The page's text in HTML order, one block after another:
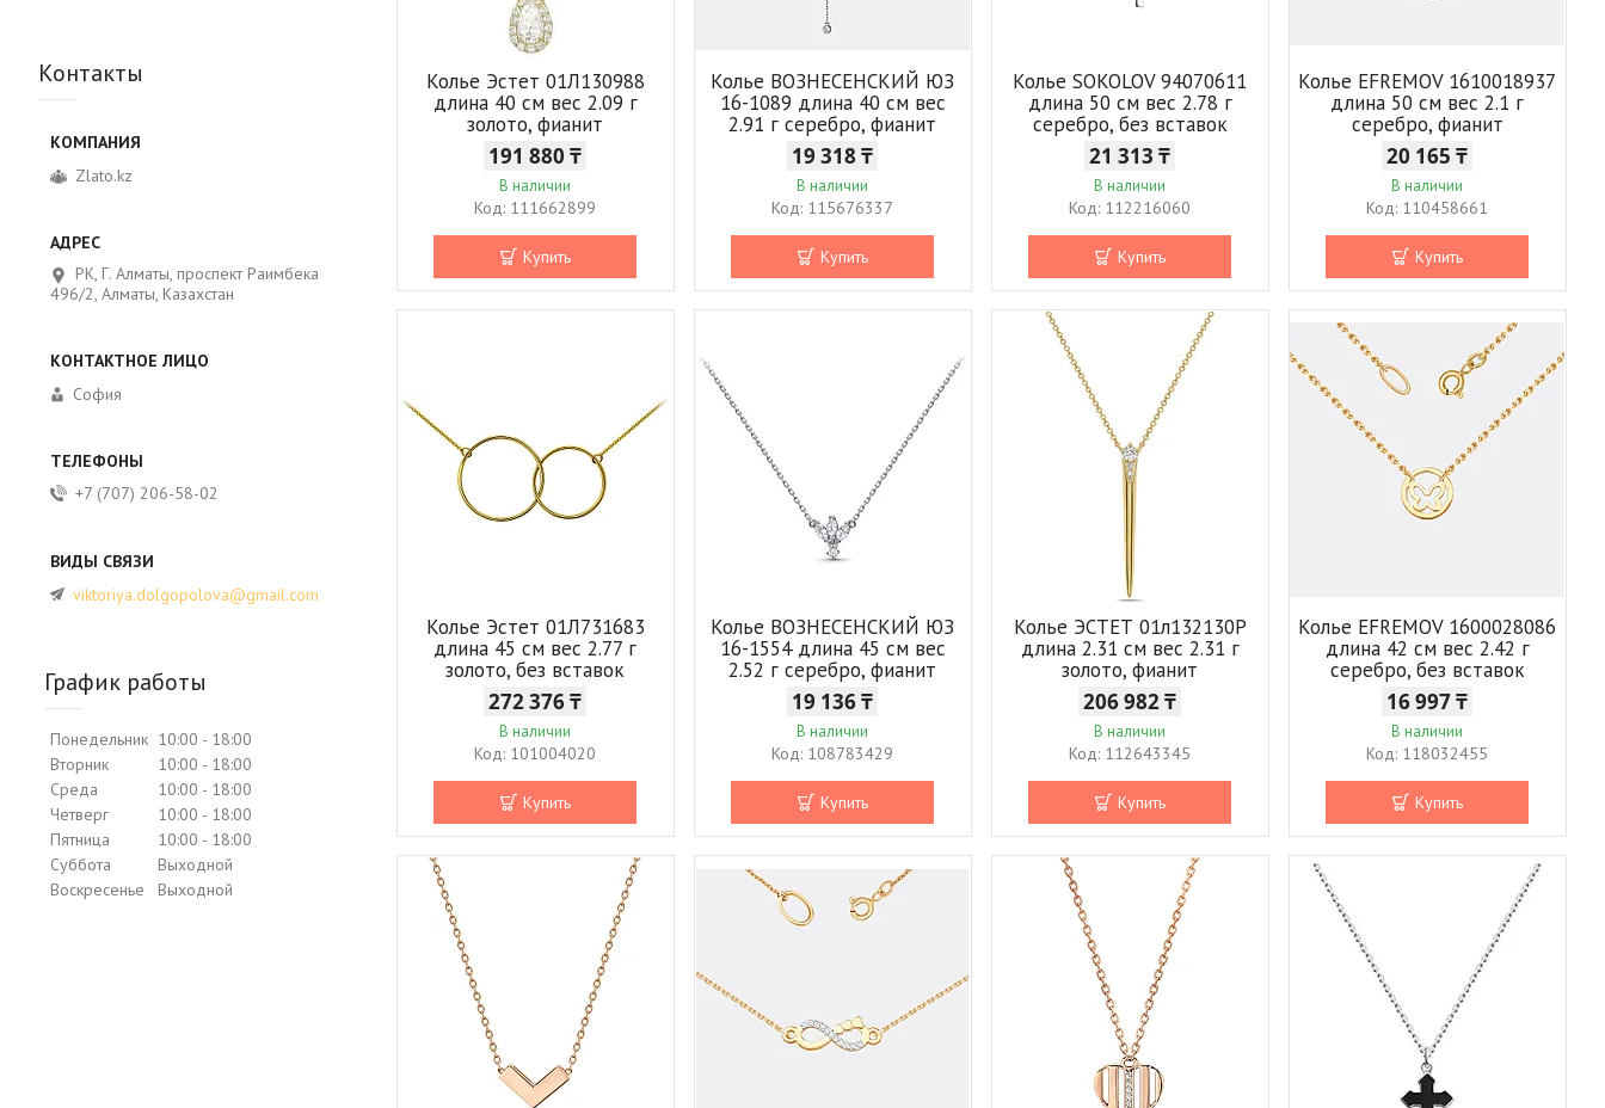
Колье Эстет 01Л130988
длина 40 см вес 2.09 г
золото, фианит
191 880 ₸
В наличии
111662899
Купить
Колье ВОЗНЕСЕНСКИЙ ЮЗ
16-1089 длина 40 см вес
2.91 г серебро, фианит
19 318 ₸
В наличии
115676337
Купить
Колье SOKOLOV 94070611
длина 50 см вес 2.78 г
серебро, без вставок
21 313 ₸
В наличии
112216060
Купить
Колье EFREMOV 1610018937
длина 50 см вес 2.1 г
серебро, фианит
20 165 ₸
В наличии
110458661
Купить
Колье Эстет 01Л731683
длина 45 см вес 2.77 г
золото, без вставок
272 376 ₸
В наличии
101004020
Купить
Колье ВОЗНЕСЕНСКИЙ ЮЗ
16-1554 длина 45 см вес
2.52 г серебро, фианит
19 136 ₸
В наличии
108783429
Купить
Колье ЭСТЕТ 01л132130Р
длина 2.31 см вес 2.31 г
золото, фианит
206 982 ₸
В наличии
112643345
Купить
Колье EFREMOV 1600028086
длина 42 см вес 2.42 г
серебро, без вставок
16 997 ₸
В наличии
118032455
Купить
Контакты
Zlato.kz
РК, Г. Алматы, проспект Раимбека
496/2, Алматы, Казахстан
София
+7 (707) 206-58-02
viktoriya.dolgopolova@gmail.com
График работы
Понедельник 10:00
18:00
Вторник
10:00
18:00
Среда
10:00
18:00
Четверг
10:00
18:00
Пятница
10:00
18:00
Суббота
Выходной
Воскресенье
Выходной